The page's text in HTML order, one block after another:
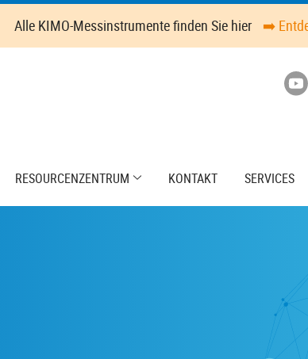
Alle KIMO-Messinstrumente finden Sie hier ➡️
RESOURCENZENTRUM KONTAKT SERVICES